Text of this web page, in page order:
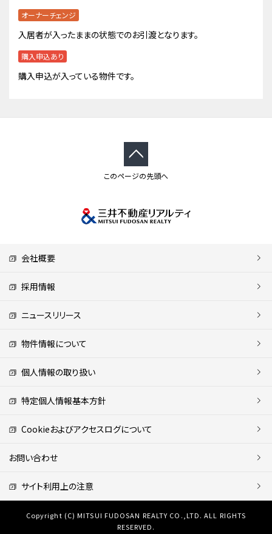
オーナーチェンジ
入居者が入ったままの状態でのお引渡となります。
購入申込あり
購入申込が入っている物件です。
このページの先頭へ
会社概要
採用情報
ニュースリリース
物件情報について
個人情報の取り扱い
特定個人情報基本方針
Cookieおよびアクセスログについて
お問い合わせ
サイト利用上の注意
Copyright (C) MITSUI FUDOSAN REALTY CO.,LTD. ALL RIGHTS
RESERVED.